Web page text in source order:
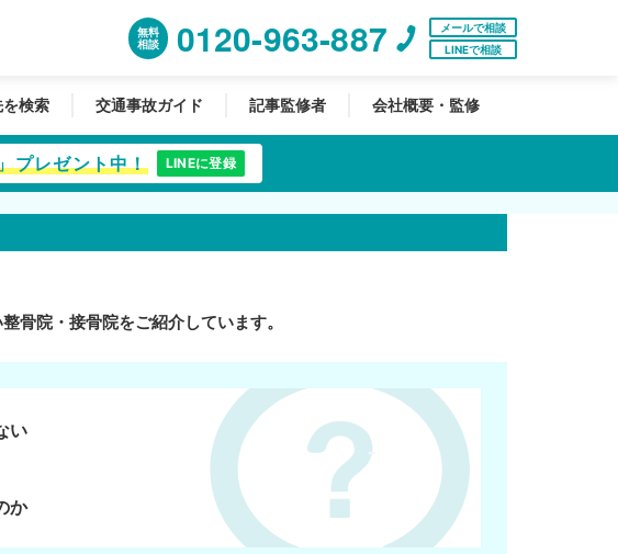
無料
相談
0120-963-887
メールで相談
LINEで相談
検索 交通事故ガイド 記事監修者 会社概要・監修
プレゼント中！ LINEに登録
骨院・接骨院をご紹介しています。
い
か